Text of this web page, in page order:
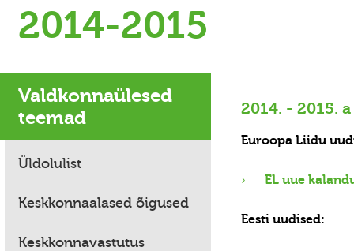
2014-2015
Valdkonnaülesed
teemad
Üldolulist
Keskkonnaalased õigused
Keskkonnavastutus
2014. - 2015.
Euroopa Liidu
EL uue
Eesti uudised: